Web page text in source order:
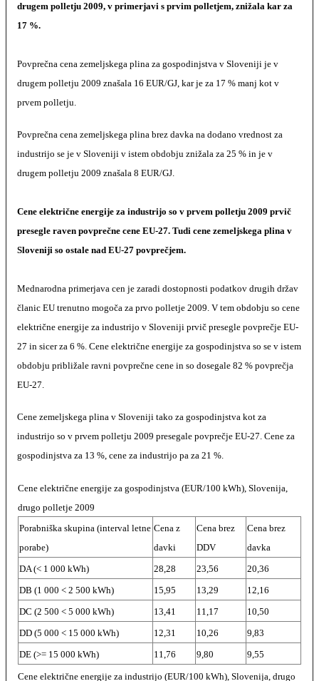
drugem polletju 2009, v primerjavi s prvim polletjem, znižala kar za
17 %.
Povprečna cena zemeljskega plina za gospodinjstva v Sloveniji je v
drugem polletju 2009 znašala 16 EUR/GJ, kar je za 17 % manj kot v
prvem polletju.
Povprečna cena zemeljskega plina brez davka na dodano vrednost za
industrijo se je v Sloveniji v istem obdobju znižala za 25 % in je v
drugem polletju 2009 znašala 8 EUR/GJ.
Cene električne energije za industrijo so v prvem polletju 2009 prvič
presegle raven povprečne cene EU-27. Tudi cene zemeljskega plina v
Sloveniji so ostale nad EU-27 povprečjem.
Mednarodna primerjava cen je zaradi dostopnosti podatkov drugih držav
članic EU trenutno mogoča za prvo polletje 2009. V tem obdobju so cene
električne energije za industrijo v Sloveniji prvič presegle povprečje EU-
27 in sicer za 6 %. Cene električne energije za gospodinjstva so se v istem
obdobju približale ravni povprečne cene in so dosegale 82 % povprečja
EU-27.
Cene zemeljskega plina v Sloveniji tako za gospodinjstva kot za
industrijo so v prvem polletju 2009 presegale povprečje EU-27. Cene za
gospodinjstva za 13 %, cene za industrijo pa za 21 %.
Cene električne energije za gospodinjstva (EUR/100 kWh), Slovenija,
drugo polletje 2009
Porabniška skupina (interval letne
porabe)
Cena z
davki
Cena brez
DDV
Cena brez
davka
DA (< 1 000 kWh)
28,28 23,56
20,36
DB (1 000 < 2 500 kWh)
15,95 13,29
12,16
DC (2 500 < 5 000 kWh)
13,41 11,17
10,50
DD (5 000 < 15 000 kWh)
12,31 10,26
9,83
DE (>= 15 000 kWh)
11,76 9,80 9,55
Cene električne energije za industrijo (EUR/100 kWh), Slovenija, drugo